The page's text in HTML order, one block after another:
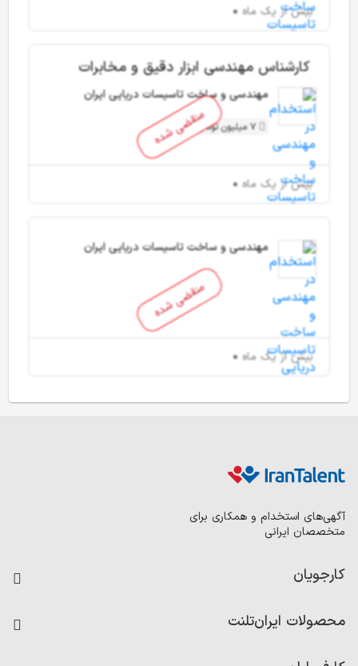
بیش از یک ماه
منقضی شده
کارشناس مهندسی ابزار دقیق و مخابرات
مهندسی و ساخت تاسیسات دریایی ایران
7 میلیون تومان و بیشتر
بیش از یک ماه
منقضی شده
مهندسی و ساخت تاسیسات دریایی ایران
بیش از یک ماه
آگهی‌های استخدام و همکاری برای
متخصصان ایرانی
کارجویان
رزومه ساز
امتیاز شرکت‌ها
محصولات ایران‌تلنت